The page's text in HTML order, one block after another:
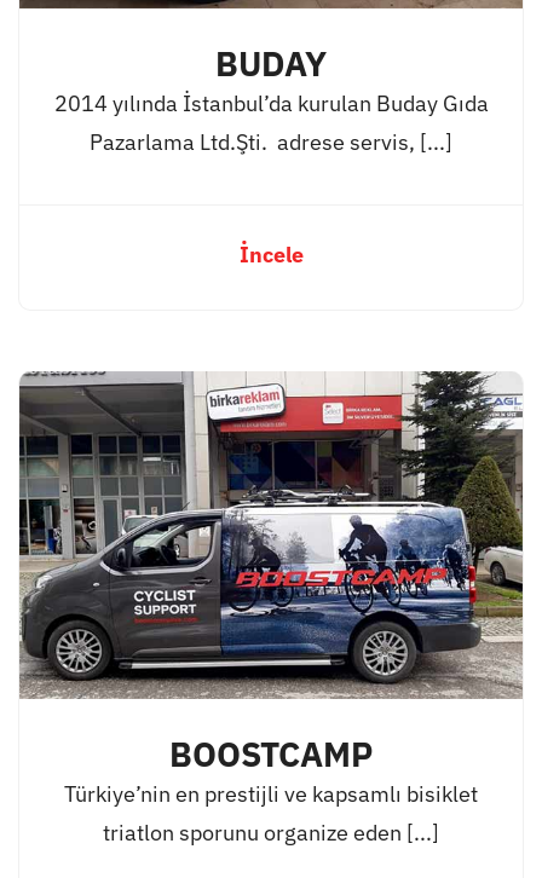
BUDAY
2014 yılında İstanbul’da kurulan Buday Gıda
Pazarlama Ltd.Şti. adrese servis, [...]
İncele
BOOSTCAMP
Türkiye’nin en prestijli ve kapsamlı bisiklet
triatlon sporunu organize eden [...]